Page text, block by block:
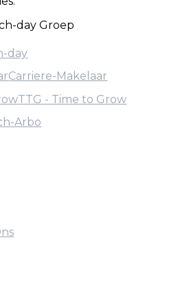
day Groep
day
Carriere-Makelaar
TTG - Time to Grow
Arbo